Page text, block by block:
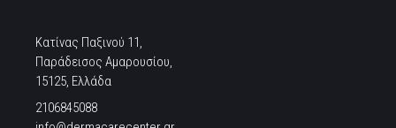
Κατίνας Παξινού 11,
Παράδεισος Αμαρουσίου,
15125, Ελλάδα
2106845088